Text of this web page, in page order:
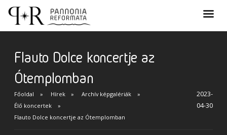
Flauto Dolce koncertje az
Ótemplomban
Főoldal Hírek
Archív képgalériák
Élő koncertek
Flauto Dolce koncertje az Ótemplomban
2023-
04-30